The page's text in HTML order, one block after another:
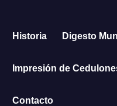
Saltar
Historia Digesto
Impresión de
Contacto